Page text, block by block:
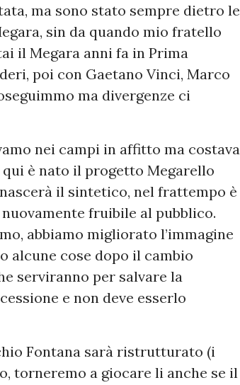
ma sono stato sempre dietro le
sin da quando mio fratello
il Megara anni fa in Prima
poi con Gaetano Vinci, Marco
ma divergenze ci
nei campi in affitto ma costava
è nato il progetto Megarello
il sintetico, nel frattempo è
fruibile al pubblico.
abbiamo migliorato l’immagine
alcune cose dopo il cambio
serviranno per salvare la
e non deve esserlo
Fontana sarà ristrutturato (i
torneremo a giocare li anche se il